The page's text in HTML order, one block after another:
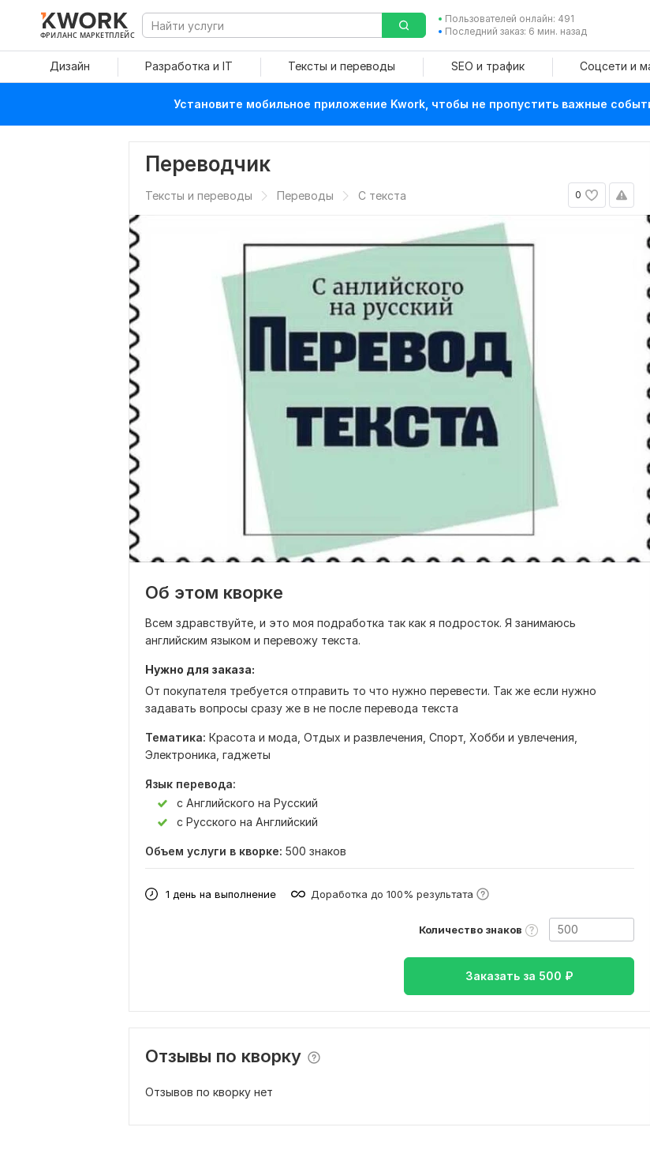
ФРИЛАНС МАРКЕТПЛЕЙС
Пользователей онлайн: 491
Последний заказ: 6 мин. назад
Дизайн Разработка и IT Тексты и переводы SEO и трафик Соцсети и
Установите мобильное приложение Kwork, чтобы не пропустить важные
Переводчик
0
Тексты и переводы Переводы С текста
Об этом кворке
Всем здравствуйте, и это моя подработка так как я подросток. Я занимаюсь
английским языком и перевожу текста.
Нужно для заказа:
От покупателя требуется отправить то что нужно перевести. Так же если нужно
задавать вопросы сразу же в не после перевода текста
Тематика: Красота и мода, Отдых и развлечения, Спорт, Хобби и увлечения,
Электроника, гаджеты
Язык перевода:
с Английского на Русский
с Русского на Английский
Объем услуги в кворке: 500 знаков
1 день на выполнение Доработка до 100% результата
Количество знаков
Заказать за 500 ₽
Отзывы по кворку
Отзывов по кворку нет